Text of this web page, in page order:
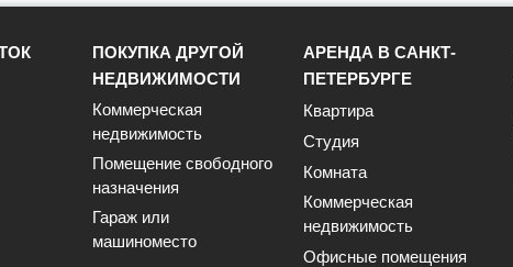
ПОКУПКА ДРУГОЙ
НЕДВИЖИМОСТИ
Коммерческая
недвижимость
Помещение свободного
назначения
Гараж или
машиноместо
АРЕНДА В САНКТ-
ПЕТЕРБУРГЕ
Квартира
Студия
Комната
Коммерческая
недвижимость
Офисные помещения